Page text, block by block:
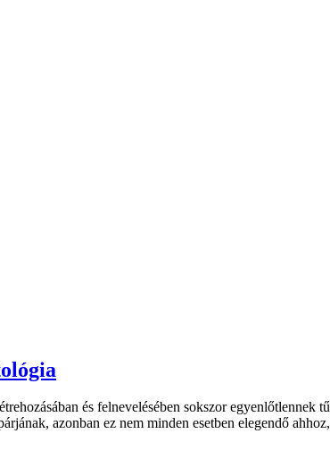
és felnevelésében sokszor
azonban ez nem minden esetben elegendő